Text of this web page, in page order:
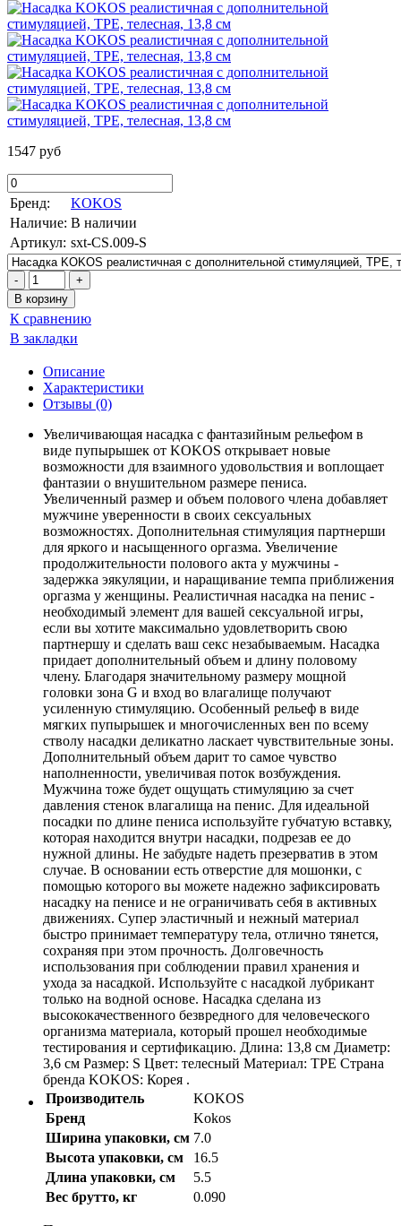
1547 руб
Бренд:
KOKOS
Наличие: В наличии
Артикул: sxt-CS.009-S
К сравнению
В закладки
Описание
Характеристики
Отзывы (0)
Увеличивающая насадка с фантазийным рельефом в
виде пупырышек от KOKOS открывает новые
возможности для взаимного удовольствия и воплощает
фантазии о внушительном размере пениса.
Увеличенный размер и объем полового члена добавляет
мужчине уверенности в своих сексуальных
возможностях. Дополнительная стимуляция партнерши
для яркого и насыщенного оргазма. Увеличение
продолжительности полового акта у мужчины -
задержка эякуляции, и наращивание темпа приближения
оргазма у женщины. Реалистичная насадка на пенис -
необходимый элемент для вашей сексуальной игры,
если вы хотите максимально удовлетворить свою
партнершу и сделать ваш секс незабываемым. Насадка
придает дополнительный объем и длину половому
члену. Благодаря значительному размеру мощной
головки зона G и вход во влагалище получают
усиленную стимуляцию. Особенный рельеф в виде
мягких пупырышек и многочисленных вен по всему
стволу насадки деликатно ласкает чувствительные зоны.
Дополнительный объем дарит то самое чувство
наполненности, увеличивая поток возбуждения.
Мужчина тоже будет ощущать стимуляцию за счет
давления стенок влагалища на пенис. Для идеальной
посадки по длине пениса используйте губчатую вставку,
которая находится внутри насадки, подрезав ее до
нужной длины. Не забудьте надеть презерватив в этом
случае. В основании есть отверстие для мошонки, с
помощью которого вы можете надежно зафиксировать
насадку на пенисе и не ограничивать себя в активных
движениях. Супер эластичный и нежный материал
быстро принимает температуру тела, отлично тянется,
сохраняя при этом прочность. Долговечность
использования при соблюдении правил хранения и
ухода за насадкой. Используйте с насадкой лубрикант
только на водной основе. Насадка сделана из
высококачественного безвредного для человеческого
организма материала, который прошел необходимые
тестирования и сертификацию. Длина: 13,8 см Диаметр:
3,6 см Размер: S Цвет: телесный Материал: TPE Страна
бренда KOKOS: Корея .
Производитель
KOKOS
Бренд
Kokos
Ширина упаковки, см 7.0
Высота упаковки, см
16.5
Длина упаковки, см
5.5
Вес брутто, кг
0.090